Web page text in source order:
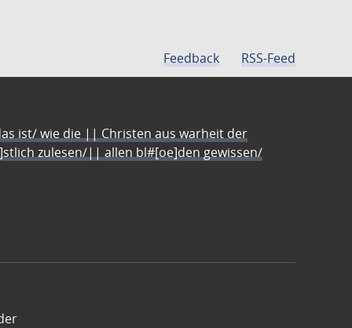
Feedback RSS-Feed
ist/ wie die || Christen aus warheit der
zulesen/|| allen bl#[oe]den gewissen/